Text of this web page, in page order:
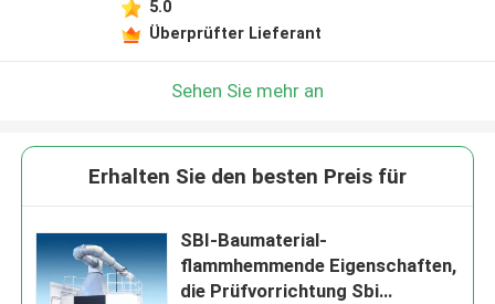
5.0
Überprüfter Lieferant
Sehen Sie mehr an
Erhalten Sie den besten Preis für
SBI-Baumaterial-
flammhemmende Eigenschaften,
die Prüfvorrichtung Sbi